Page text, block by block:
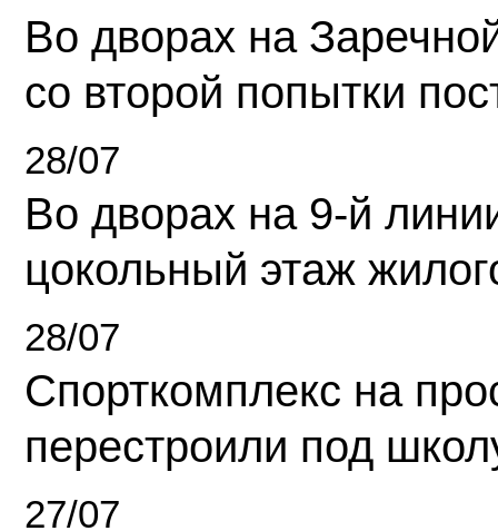
Во дворах на
со второй попытки
28/07
Во дворах на 9-й
цокольный этаж
28/07
Спорткомплекс на
перестроили под
27/07